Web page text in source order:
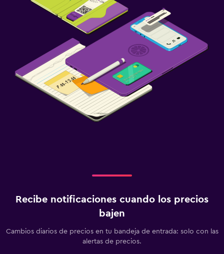
Recibe notificaciones cuando los precios
bajen
Cambios diarios de precios en tu bandeja de entrada: solo con las
alertas de precios.